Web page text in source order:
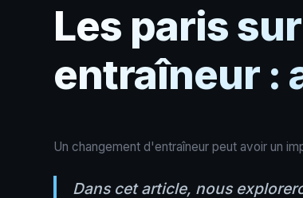
Les paris
entraîneur :
Un changement d'entraîneur peut avoir un
Dans cet article, nous